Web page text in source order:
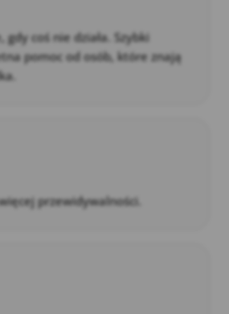
gdy coś nie działa. Szybki
pomoc od osób, które znają
przewidywalności.